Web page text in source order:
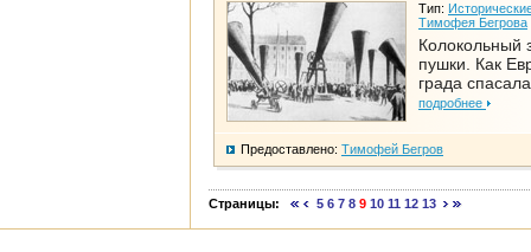
Тип:
Тимофея Бегрова
Колокольный
пушки. Как
града
подробнее
Предоставлено: Тимофей Бегров
Страницы: 5 6 7 8 9 10 11 12 13